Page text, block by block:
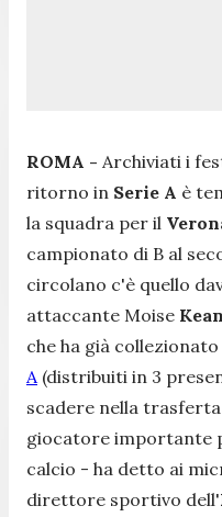
ROMA - Archiviati i
ritorno in Serie A è
la squadra per il
campionato di B al
circolano c'è quello
attaccante Moise Kean
che ha già
A (distribuiti in 3
scadere nella
giocatore importante
calcio - ha detto ai
direttore sportivo dell'